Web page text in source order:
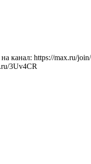
канал: https://max.ru/
3Uv4CR